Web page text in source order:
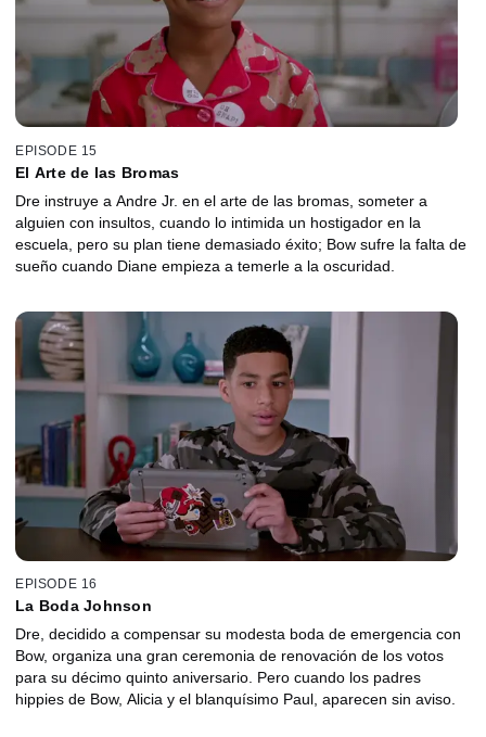
EPISODE 15
El Arte de las Bromas
Dre instruye a Andre Jr. en el arte de las bromas, someter a
alguien con insultos, cuando lo intimida un hostigador en la
escuela, pero su plan tiene demasiado éxito; Bow sufre la falta de
sueño cuando Diane empieza a temerle a la oscuridad.
EPISODE 16
La Boda Johnson
Dre, decidido a compensar su modesta boda de emergencia con
Bow, organiza una gran ceremonia de renovación de los votos
para su décimo quinto aniversario. Pero cuando los padres
hippies de Bow, Alicia y el blanquísimo Paul, aparecen sin aviso.